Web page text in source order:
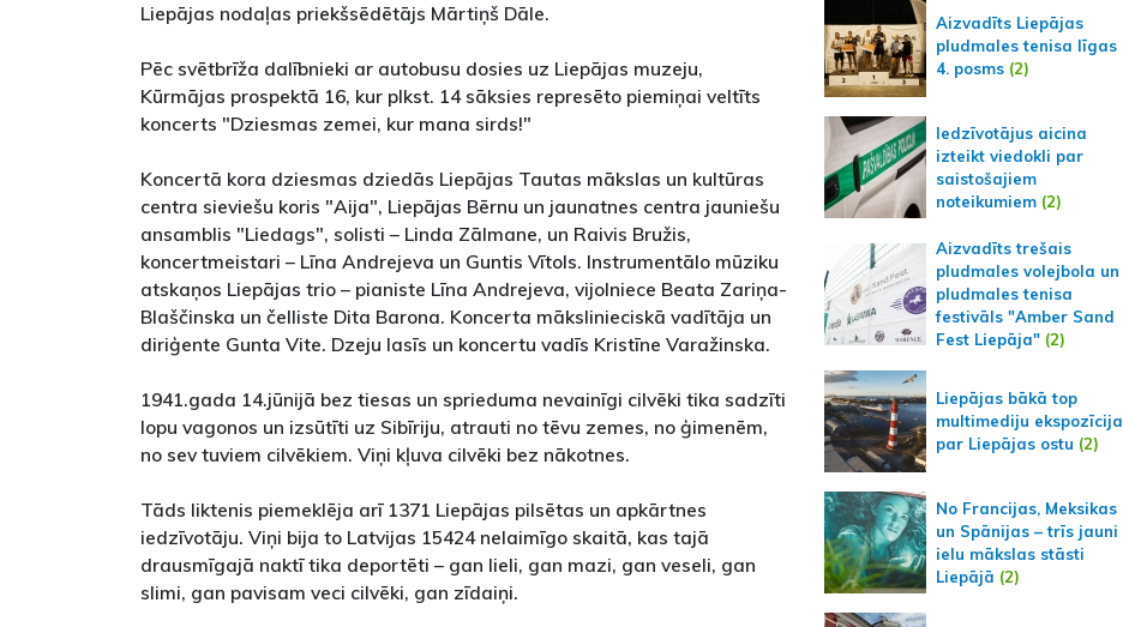
Liepājas nodaļas priekšsēdētājs Mārtiņš Dāle.
Pēc svētbrīža dalībnieki ar autobusu dosies uz Liepājas muzeju,
Kūrmājas prospektā 16, kur plkst. 14 sāksies represēto piemiņai veltīts
koncerts "Dziesmas zemei, kur mana sirds!"
Koncertā kora dziesmas dziedās Liepājas Tautas mākslas un kultūras
centra sieviešu koris "Aija", Liepājas Bērnu un jaunatnes centra jauniešu
ansamblis "Liedags", solisti – Linda Zālmane, un Raivis Bružis,
koncertmeistari – Līna Andrejeva un Guntis Vītols. Instrumentālo mūziku
atskaņos Liepājas trio – pianiste Līna Andrejeva, vijolniece Beata Zariņa-
Blaščinska un čelliste Dita Barona. Koncerta mākslinieciskā vadītāja un
diriģente Gunta Vite. Dzeju lasīs un koncertu vadīs Kristīne Varažinska.
1941.gada 14.jūnijā bez tiesas un sprieduma nevainīgi cilvēki tika sadzīti
lopu vagonos un izsūtīti uz Sibīriju, atrauti no tēvu zemes, no ģimenēm,
no sev tuviem cilvēkiem. Viņi kļuva cilvēki bez nākotnes.
Tāds liktenis piemeklēja arī 1371 Liepājas pilsētas un apkārtnes
iedzīvotāju. Viņi bija to Latvijas 15424 nelaimīgo skaitā, kas tajā
drausmīgajā naktī tika deportēti – gan lieli, gan mazi, gan veseli, gan
slimi, gan pavisam veci cilvēki, gan zīdaiņi.
Aizvadīts Liepājas
pludmales tenisa līgas
4. posms(2)
Iedzīvotājus aicina
izteikt viedokli par
saistošajiem
noteikumiem (2)
Aizvadīts trešais
pludmales volejbola un
pludmales tenisa
festivāls "Amber Sand
Fest Liepāja"(2)
Liepājas bākā top
multimediju ekspozīcija
par Liepājas ostu (2)
No Francijas, Meksikas
un Spānijas – trīs jauni
ielu mākslas stāsti
Liepājā (2)